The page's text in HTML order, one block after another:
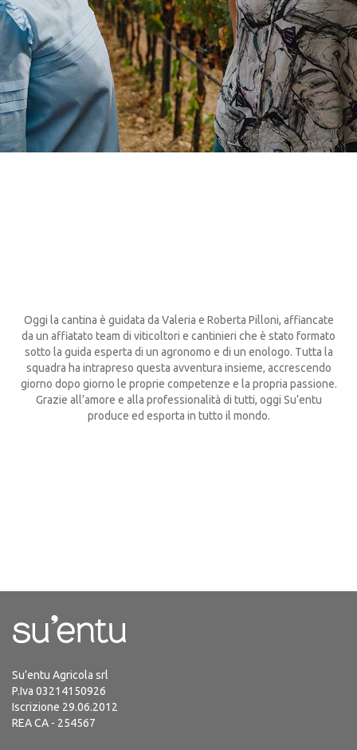
Oggi la cantina è guidata da Valeria e Roberta Pilloni, affiancate
da un affiatato team di viticoltori e cantinieri che è stato formato
sotto la guida esperta di un agronomo e di un enologo. Tutta la
squadra ha intrapreso questa avventura insieme, accrescendo
giorno dopo giorno le proprie competenze e la propria passione.
Grazie all’amore e alla professionalità di tutti, oggi Su’entu
produce ed esporta in tutto il mondo.
Su’entu Agricola srl
P.Iva 03214150926
Iscrizione 29.06.2012
REA CA - 254567